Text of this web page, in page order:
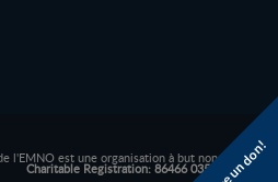
l'EMNO est une organisation à but non lucratif.
Charitable Registration: 86466 0352 RR0001